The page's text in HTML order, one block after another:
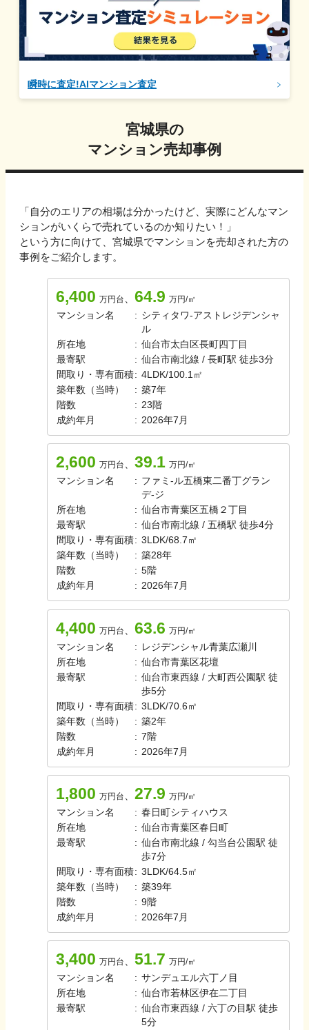
瞬時に査定!AIマンション査定
宮城県の
マンション売却事例
「自分のエリアの相場は分かったけど、実際にどんなマン
ションがいくらで売れているのか知りたい！」
という方に向けて、 宮城県でマンションを売却された方の
事例をご紹介します。
6,400 万円台 64.9 万円/㎡
マンション名 : シティタワ-アストレジデンシャ
ル
所在地
: 仙台市太白区長町四丁目
最寄駅
: 仙台市南北線 / 長町駅 徒歩3分
間取り・専有面積: 4LDK/100.1㎡
築年数（当時）
: 築7年
階数
: 23 階
成約年月
: 2026年7月
2,600 万円台 39.1 万円/㎡
マンション名 : ファミ-ル五橋東二番丁グラン
デ-ジ
所在地
: 仙台市青葉区五橋２丁目
最寄駅
: 仙台市南北線 / 五橋駅 徒歩4分
間取り・専有面積: 3LDK/68.7㎡
築年数（当時）
: 築28年
階数
: 5階
成約年月
: 2026年7月
4,400 万円台 63.6 万円/㎡
マンション名 : レジデンシャル青葉広瀬川
所在地
: 仙台市青葉区花壇
最寄駅
: 仙台市東西線 / 大町西公園駅 徒
歩5分
間取り・専有面積: 3LDK/70.6㎡
築年数（当時）
: 築2年
階数
: 7階
成約年月
: 2026年7月
1,800 万円台 27.9 万円/㎡
マンション名 : 春日町シティハウス
所在地
: 仙台市青葉区春日町
最寄駅
: 仙台市南北線 / 勾当台公園駅 徒
歩7分
間取り・専有面積: 3LDK/64.5㎡
築年数（当時）
: 築39年
階数
: 9階
成約年月
: 2026年7月
3,400 万円台 51.7 万円/㎡
マンション名 : サンデュエル六丁ノ目
所在地
: 仙台市若林区伊在二丁目
最寄駅
: 仙台市東西線 / 六丁の目駅 徒歩
5分